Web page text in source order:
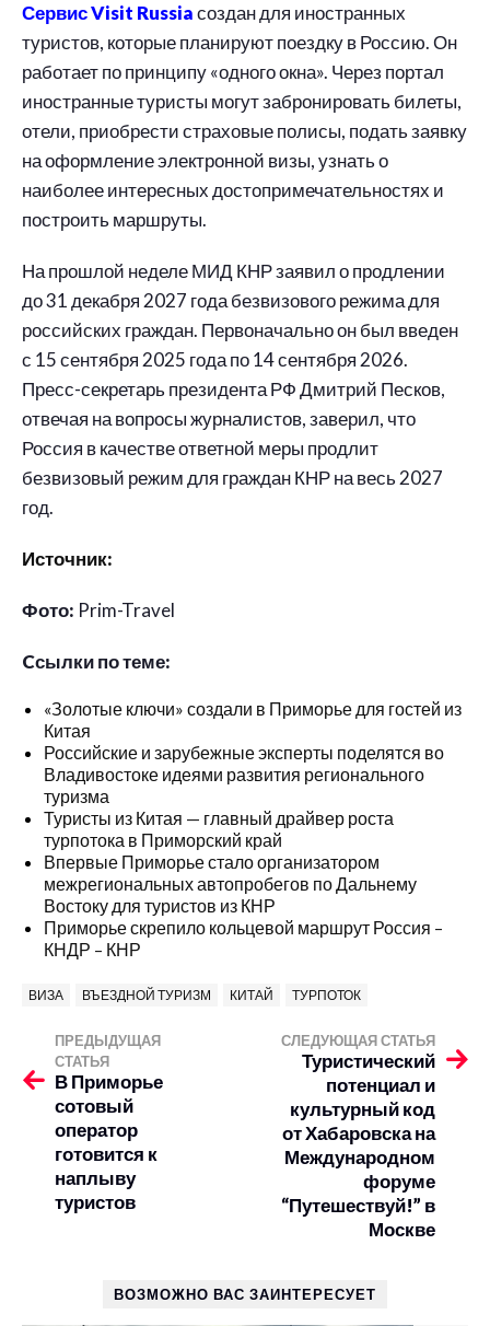
Сервис Visit Russiaсоздан для иностранных
туристов, которые планируют поездку в Россию. Он
работает по принципу «одного окна». Через портал
иностранные туристы могут забронировать билеты,
отели, приобрести страховые полисы, подать заявку
на оформление электронной визы, узнать о
наиболее интересных достопримечательностях и
построить маршруты.
На прошлой неделе МИД КНР заявил о продлении
до 31 декабря 2027 года безвизового режима для
российских граждан. Первоначально он был введен
с 15 сентября 2025 года по 14 сентября 2026.
Пресс-секретарь президента РФ Дмитрий Песков,
отвечая на вопросы журналистов, заверил, что
Россия в качестве ответной меры продлит
безвизовый режим для граждан КНР на весь 2027
год.
Источник:
Фото: Prim-Travel
Cсылки по теме:
«Золотые ключи» создали в Приморье для гостей из
Китая
Российские и зарубежные эксперты поделятся во
Владивостоке идеями развития регионального
туризма
Туристы из Китая — главный драйвер роста
турпотока в Приморский край
Впервые Приморье стало организатором
межрегиональных автопробегов по Дальнему
Востоку для туристов из КНР
Приморье скрепило кольцевой маршрут Россия –
КНДР – КНР
ВИЗА ВЪЕЗДНОЙ ТУРИЗМ КИТАЙ ТУРПОТОК
ПРЕДЫДУЩАЯ
СТАТЬЯ
В Приморье
сотовый
оператор
готовится к
наплыву
туристов
СЛЕДУЮЩАЯ СТАТЬЯ
Туристический
потенциал и
культурный код
от Хабаровска на
Международном
форуме
“Путешествуй!” в
Москве
ВОЗМОЖНО ВАС ЗАИНТЕРЕСУЕТ